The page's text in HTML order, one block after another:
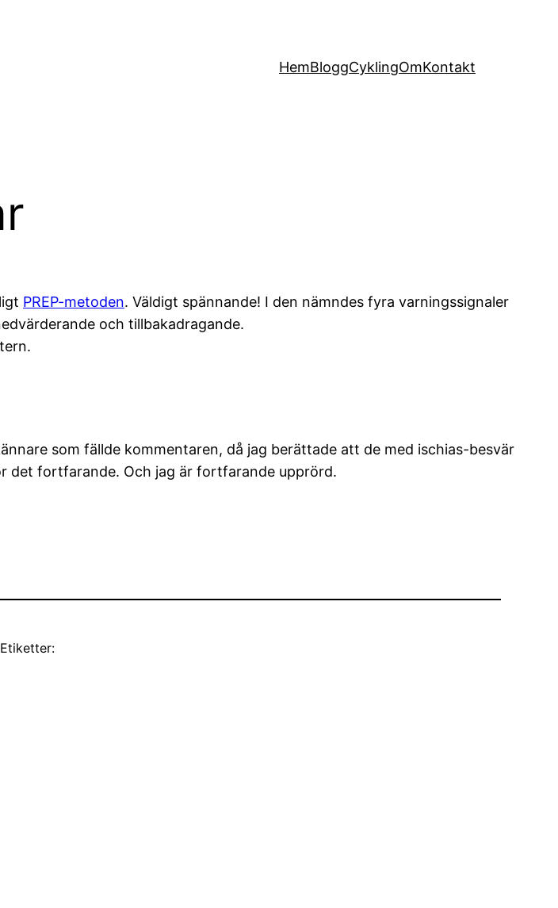
HemBloggCyklingOmKontakt
PREP-metoden. Väldigt spännande! I den nämndes fyra varningssignaler
och tillbakadragande.
som fällde kommentaren, då jag berättade att de med ischias-besvär
det fortfarande. Och jag är fortfarande upprörd.
Etiketter: